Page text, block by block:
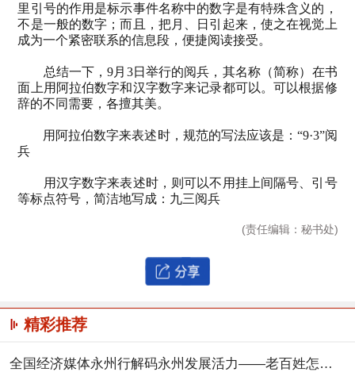
里引号的作用是标示事件名称中的数字是有特殊含义的，
不是一般的数字；而且，把月、日引起来，使之在视觉上
成为一个紧密联系的信息段，便捷阅读接受。
总结一下，9月 3日举行的阅兵，其名称（简称）在书
面上用阿拉伯数字和汉字数字来记录都可以。可以根据修
辞的不同需要，各擅其美。
用阿拉伯数字来表述时，规范的写法应该是：“9·3”阅
兵
用汉字数字来表述时，则可以不用挂上间隔号、引号
等标点符号，简洁地写成： 九三阅兵
(责任编辑：秘书处)
精彩推荐
全国经济媒体永州行解码永州发展活力——老百姓怎么开心，我们就怎么干